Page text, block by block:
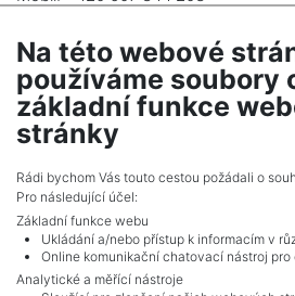
ZOBRAZIT DALŠÍ
Na této webové
používáme soubory
základní funkce
stránky
Rádi bychom Vás touto cestou požádali o
Pro následující účel:
Základní funkce webu
Ukládání a/nebo přístup k informacím v
Online komunikační chatovací nástroj
Analytické a měřící nástroje